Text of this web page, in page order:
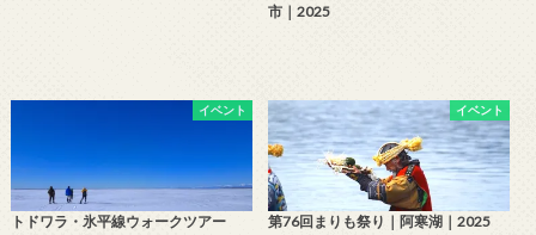
市｜2025
イベント
トドワラ・氷平線ウォークツアー
イベント
第76回まりも祭り｜阿寒湖｜2025